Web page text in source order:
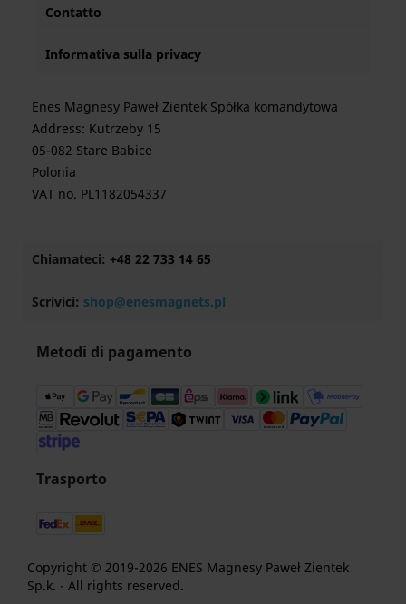
Contatto
Informativa sulla privacy
Enes Magnesy Paweł Zientek Spółka komandytowa
Address: Kutrzeby 15
05-082 Stare Babice
Polonia
VAT no. PL1182054337
Chiamateci: +48 22 733 14 65
Scrivici: shop@enesmagnets.pl
Metodi di pagamento
Trasporto
Copyright © 2019-2026 ENES Magnesy Paweł Zientek
Sp.k. - All rights reserved.